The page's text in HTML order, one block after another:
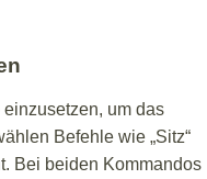
um das
Befehle wie „Sitz“
Bei beiden Kommandos